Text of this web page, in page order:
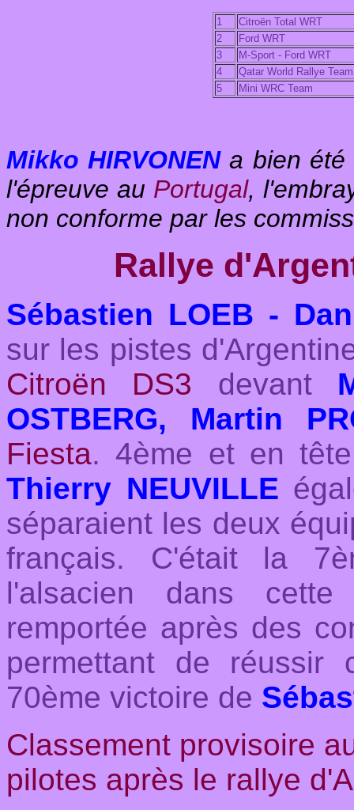
1
Citroën Total WRT
2
Ford WRT
3
M-Sport - Ford WRT
4
Qatar World Rallye Team
5
Mini WRC Team
Mikko HIRVONENa bien été
l'épreuve au Portugal,
non conforme par les
Rallye
Sébastien LOEB -
sur les pistes
Citroën DS3 devant
OSTBERG, Martin
Fiesta. 4ème et en
Thierry NEUVILLE
séparaient les deux
français. C'était la
l'alsacien dans cette
remportée après des
permettant de
70ème victoire de
Classement provisoire
pilotes après le rallye